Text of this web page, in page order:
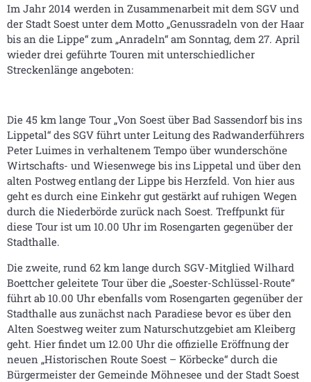
Im Jahr 2014 werden in Zusammenarbeit mit dem SGV und
der Stadt Soest unter dem Motto „Genussradeln von der Haar
bis an die Lippe“ zum „Anradeln“ am Sonntag, dem 27. April
wieder drei geführte Touren mit unterschiedlicher
Streckenlänge angeboten:
Die 45 km lange Tour „Von Soest über Bad Sassendorf bis ins
Lippetal“ des SGV führt unter Leitung des Radwanderführers
Peter Luimes in verhaltenem Tempo über wunderschöne
Wirtschafts- und Wiesenwege bis ins Lippetal und über den
alten Postweg entlang der Lippe bis Herzfeld. Von hier aus
geht es durch eine Einkehr gut gestärkt auf ruhigen Wegen
durch die Niederbörde zurück nach Soest. Treffpunkt für
diese Tour ist um 10.00 Uhr im Rosengarten gegenüber der
Stadthalle.
Die zweite, rund 62 km lange durch SGV-Mitglied Wilhard
Boettcher geleitete Tour über die „Soester-Schlüssel-Route“
führt ab 10.00 Uhr ebenfalls vom Rosengarten gegenüber der
Stadthalle aus zunächst nach Paradiese bevor es über den
Alten Soestweg weiter zum Naturschutzgebiet am Kleiberg
geht. Hier findet um 12.00 Uhr die offizielle Eröffnung der
neuen „Historischen Route Soest – Körbecke“ durch die
Bürgermeister der Gemeinde Möhnesee und der Stadt Soest